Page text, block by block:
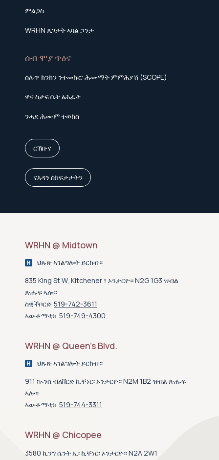
ምልጋስ
WRHN ጸጋታት ኣባል ጋንታ
ሰብ ሞያ ጥዕና
ስሉጥ ክንክን ንተመኩሮ ሕሙማት ምምሕያሽ (SCOPE)
ዋና ስታፍ ቤት ፅሕፈት
ንሓደ ሕሙም ተወከስ
ርኸቡና
ናእዳን ስክፍታታትን
WRHN @ Midtown
ህጹጽ ኣገልግሎት ይርከብ።
835 King St W, Kitchener ፣ ኦንታርዮ። N2G 1G3 ዝብል
ጽሑፍ ኣሎ።
ስዊችቦርድ 519-742-3611
ኣውቶማቲክ 519-749-4300
WRHN @ Queen’s Blvd.
ህጹጽ ኣገልግሎት ይርከብ።
911 ኲንስ ብለቨርድ ኪቸነር፡ ኦንታርዮ። N2M 1B2 ዝብል ጽሑፍ
ኣሎ።
ኣውቶማቲክ 519-744-3311
WRHN @ Chicopee
3580 ኪንግ ሴንት ኢ፡ ኪቸነር፡ ኦንታርዮ። N2A 2W1